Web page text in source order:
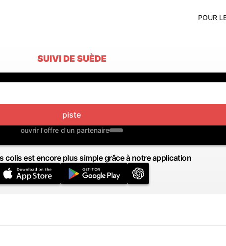
POUR
SUIVI DE SUÈDE
piste
ouvrir l'offre d'un partenaire
colis est encore plus simple grâce à notre application